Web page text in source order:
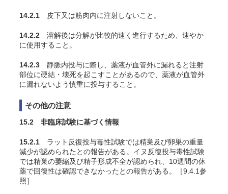
14.2.1 皮下又は筋肉内に注射しないこと。
14.2.2 溶解後は分解が比較的速く進行するため、速やか
に使用すること。
14.2.3 静脈内投与に際し、薬液が血管外に漏れると注射
部位に硬結・壊死を起こすことがあるので、薬液が血管外
に漏れないよう慎重に投与すること。
その他の注意
15.2 非臨床試験に基づく情報
15.2.1 ラット反復投与毒性試験では精巣及び卵巣の重量
減少が認められたとの報告がある。イヌ反復投与毒性試験
では精巣の萎縮及び精子形成不全が認められ、10週間の休
薬で回復性は確認できなかったとの報告がある。［9.4.1参
照］